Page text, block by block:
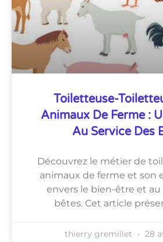
Toiletteuse-
Animaux De Ferme :
Au Service Des
Découvrez le métier de
animaux de ferme et son
envers le bien-être et au
bêtes. Cet article
thierry gremillet 28